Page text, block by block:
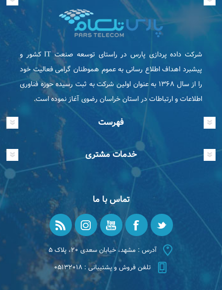
شرکت داده پردازی پارس در راستای توسعه صنعت IT كشور و
پیشبرد اهداف اطلاع رسانی به عموم هموطنان گرامی فعاليت خود
را از سال ۱۳۶۸ به عنوان اولین شرکت به ثبت رسیده حوزه فناوری
اطلاعات و ارتباطات در استان خراسان رضوی آغاز نموده است.
فهرست
خدمات مشتری
تماس با ما
آدرس : مشهد، خیابان سعدی ۲۰، پلاک ۵
تلفن فروش و پشتیبانی : ۰۵۱۳۲۰۱۸